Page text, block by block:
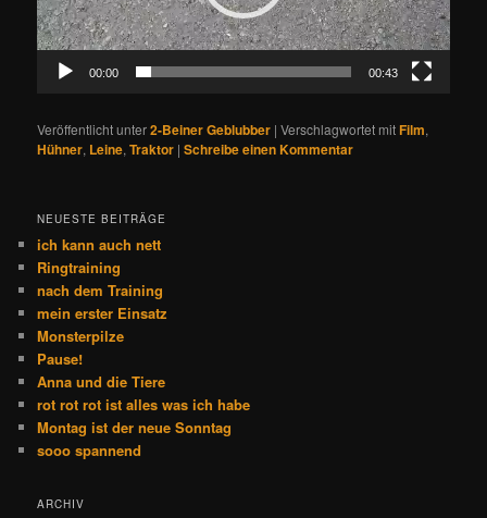
00:00 00:43
Veröffentlicht unter2-Beiner Geblubber |Verschlagwortet mitFilm,
Hühner, Leine,Traktor |Schreibe einen Kommentar
NEUESTE BEITRÄGE
ich kann auch nett
Ringtraining
nach dem Training
mein erster Einsatz
Monsterpilze
Pause!
Anna und die Tiere
rot rot rot ist alles was ich habe
Montag ist der neue Sonntag
sooo spannend
ARCHIV